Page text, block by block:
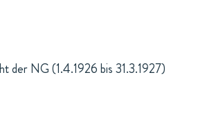
der NG (1.4.1926 bis 31.3.1927)